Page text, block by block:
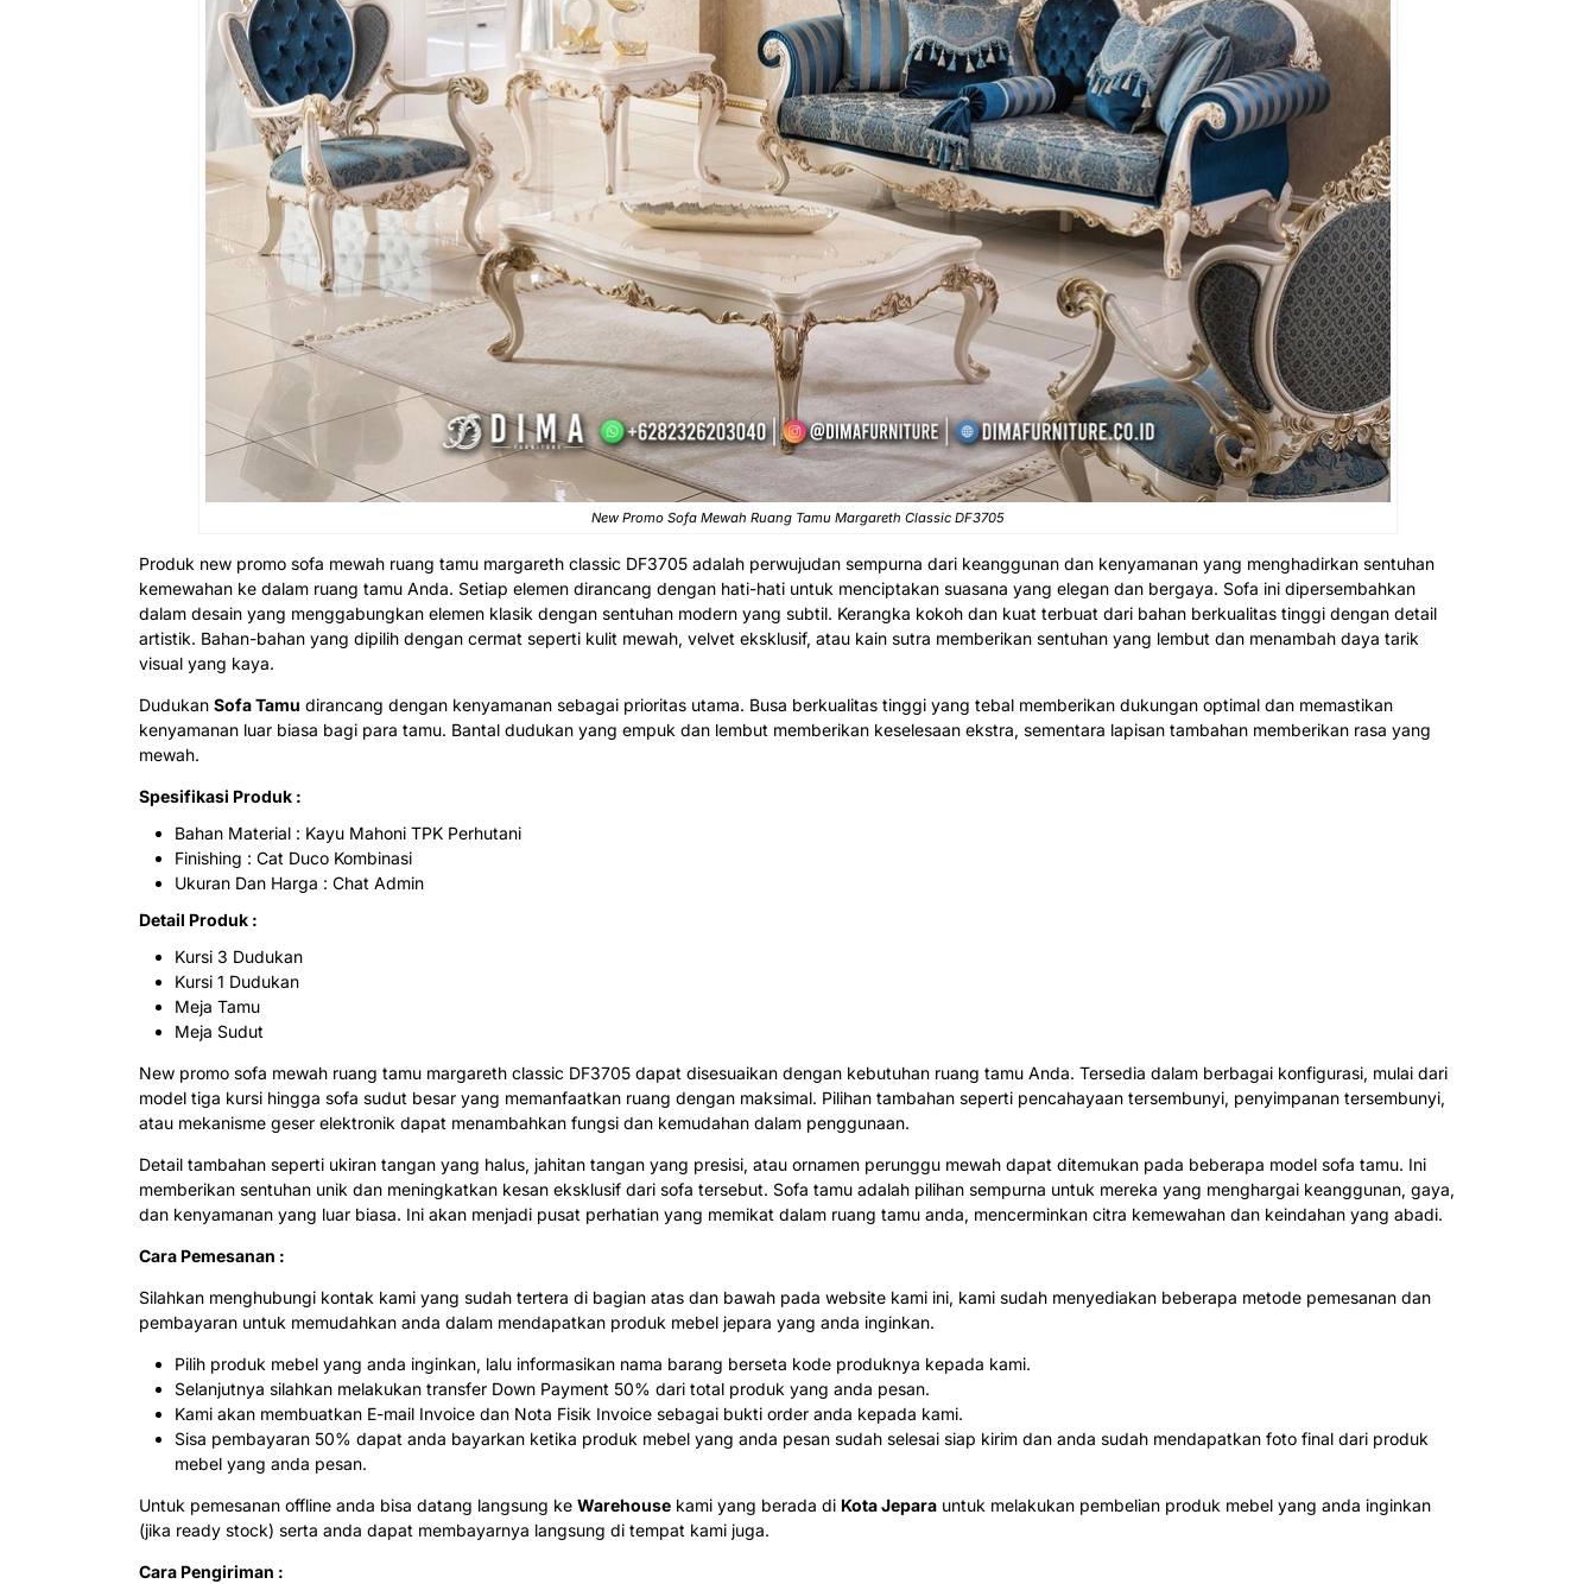
New Promo Sofa Mewah Ruang Tamu Margareth Classic DF3705
Produk new promo sofa mewah ruang tamu margareth classic DF3705 adalah perwujudan sempurna dari keanggunan dan kenyamanan yang menghadirkan sentuhan
kemewahan ke dalam ruang tamu Anda. Setiap elemen dirancang dengan hati-hati untuk menciptakan suasana yang elegan dan bergaya. Sofa ini dipersembahkan
dalam desain yang menggabungkan elemen klasik dengan sentuhan modern yang subtil. Kerangka kokoh dan kuat terbuat dari bahan berkualitas tinggi dengan detail
artistik. Bahan-bahan yang dipilih dengan cermat seperti kulit mewah, velvet eksklusif, atau kain sutra memberikan sentuhan yang lembut dan menambah daya tarik
visual yang kaya.
Dudukan Sofa Tamu dirancang dengan kenyamanan sebagai prioritas utama. Busa berkualitas tinggi yang tebal memberikan dukungan optimal dan memastikan
kenyamanan luar biasa bagi para tamu. Bantal dudukan yang empuk dan lembut memberikan keselesaan ekstra, sementara lapisan tambahan memberikan rasa yang
mewah.
Spesifikasi Produk :
Bahan Material : Kayu Mahoni TPK Perhutani
Finishing : Cat Duco Kombinasi
Ukuran Dan Harga : Chat Admin
Detail Produk :
Kursi 3 Dudukan
Kursi 1 Dudukan
Meja Tamu
Meja Sudut
New promo sofa mewah ruang tamu margareth classic DF3705 dapat disesuaikan dengan kebutuhan ruang tamu Anda. Tersedia dalam berbagai konfigurasi, mulai dari
model tiga kursi hingga sofa sudut besar yang memanfaatkan ruang dengan maksimal. Pilihan tambahan seperti pencahayaan tersembunyi, penyimpanan tersembunyi,
atau mekanisme geser elektronik dapat menambahkan fungsi dan kemudahan dalam penggunaan.
Detail tambahan seperti ukiran tangan yang halus, jahitan tangan yang presisi, atau ornamen perunggu mewah dapat ditemukan pada beberapa model sofa tamu. Ini
memberikan sentuhan unik dan meningkatkan kesan eksklusif dari sofa tersebut. Sofa tamu adalah pilihan sempurna untuk mereka yang menghargai keanggunan, gaya,
dan kenyamanan yang luar biasa. Ini akan menjadi pusat perhatian yang memikat dalam ruang tamu anda, mencerminkan citra kemewahan dan keindahan yang abadi.
Cara Pemesanan :
Silahkan menghubungi kontak kami yang sudah tertera di bagian atas dan bawah pada website kami ini, kami sudah menyediakan beberapa metode pemesanan dan
pembayaran untuk memudahkan anda dalam mendapatkan produk mebel jepara yang anda inginkan.
Pilih produk mebel yang anda inginkan, lalu informasikan nama barang berseta kode produknya kepada kami.
Selanjutnya silahkan melakukan transfer Down Payment 50% dari total produk yang anda pesan.
Kami akan membuatkan E-mail Invoice dan Nota Fisik Invoice sebagai bukti order anda kepada kami.
Sisa pembayaran 50% dapat anda bayarkan ketika produk mebel yang anda pesan sudah selesai siap kirim dan anda sudah mendapatkan foto final dari produk
mebel yang anda pesan.
Untuk pemesanan offline anda bisa datang langsung ke Warehouse kami yang berada di Kota Jepara untuk melakukan pembelian produk mebel yang anda inginkan
(jika ready stock) serta anda dapat membayarnya langsung di tempat kami juga.
Cara Pengiriman :